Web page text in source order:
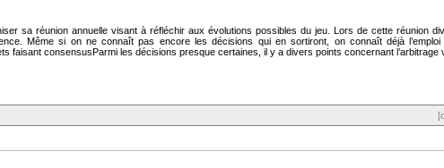
sa réunion annuelle visant à réfléchir aux évolutions possibles du jeu. Lors de cette réunion
Même si on ne connaît pas encore les décisions qui en sortiront, on connaît déjà
faisant consensusParmi les décisions presque certaines, il y a divers points concernant l’arbitrage